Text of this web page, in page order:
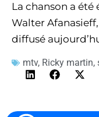
La chanson a
Walter
diffusé
mtv, Ricky martin,